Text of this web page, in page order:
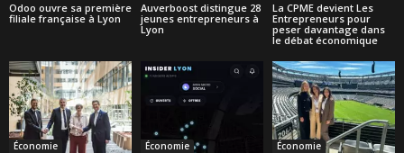
Odoo ouvre sa première
filiale française à Lyon
Auverboost distingue 28
jeunes entrepreneurs à
Lyon
La CPME devient Les
Entrepreneurs pour
peser davantage dans
le débat économique
Économie Économie Économie